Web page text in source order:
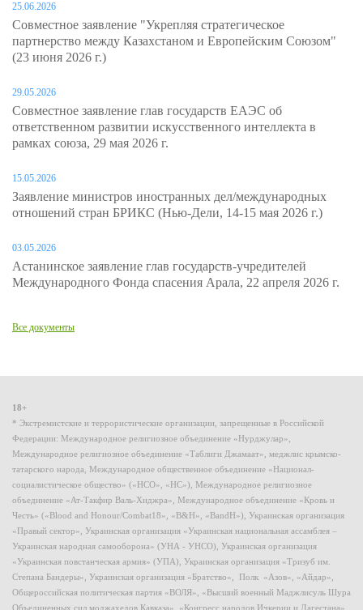
25.06.2026
Совместное заявление "Укрепляя стратегическое
партнерство между Казахстаном и Европейским Союзом"
(23 июня 2026 г.)
29.05.2026
Совместное заявление глав государств ЕАЭС об
ответственном развитии искусственного интеллекта в
рамках союза, 29 мая 2026 г.
15.05.2026
Заявление министров иностранных дел/международных
отношений стран БРИКС (Нью-Дели, 14-15 мая 2026 г.)
03.05.2026
Астанинское заявление глав государств-учредителей
Международного Фонда спасения Арала, 22 апреля 2026 г.
Все документы
18+
* Экстремистские и террористические организации, запрещенные в Российской
Федерации: Международное религиозное объединение «Нурджулар»,
Международное религиозное объединение «Таблиги Джамаат», меджлис крымско-
татарского народа, Международное общественное объединение «Национал-
социалистическое общество» («НСО», «НС»), Международное религиозное
объединение «Ат-Такфир Валь-Хиджра», Международное объединение «Кровь и
Честь» («Blood and Honour/Combat18», «B&H», «BandH»), Украинская организация
«Правый сектор», Украинская организация «Украинская национальная ассамблея –
Украинская народная самооборона» (УНА - УНСО), Украинская организация
«Украинская повстанческая армия» (УПА), Украинская организация «Тризуб им.
Степана Бандеры», Украинская организация «Братство», Полк «Азов», «Айдар»,
Общероссийская политическая партия «ВОЛЯ», «Высший военный Маджлисуль Шура
Объединенных сил моджахедов Кавказа», «Конгресс народов Ичкерии и Дагестана»,